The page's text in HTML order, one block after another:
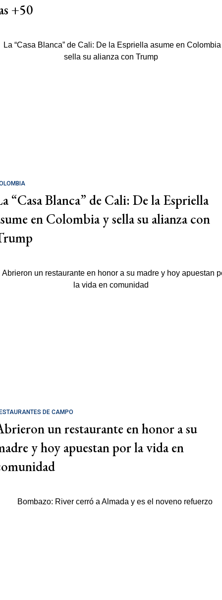
+50
“Casa Blanca” de Cali: De la Espriella
en Colombia y sella su alianza con
DE CAMPO
un restaurante en honor a su
y hoy apuestan por la vida en